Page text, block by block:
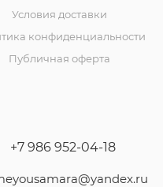
Условия доставки
конфиденциальности
Публичная оферта
+7 986 952-04-18